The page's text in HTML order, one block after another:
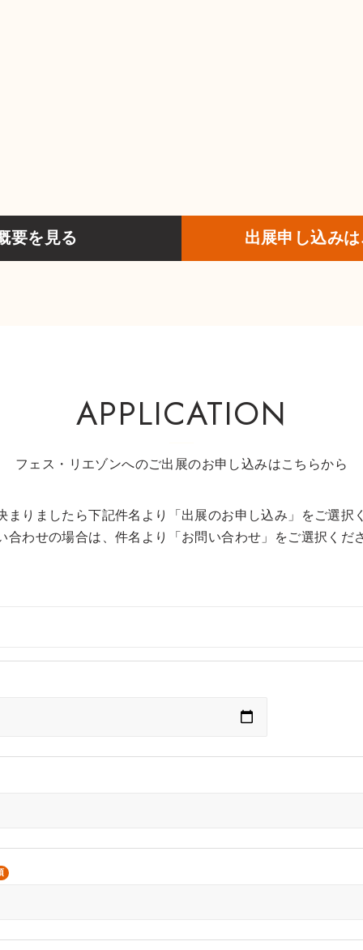
要を見る 出展申し込み
APPLICATION
まりましたら下記件名より「出展のお申し込み」をご選択
合わせの場合は、件名より「お問い合わせ」をご選択くださ